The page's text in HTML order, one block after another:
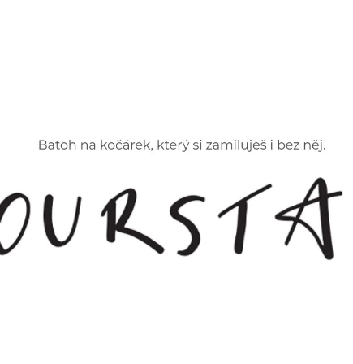
HLEDAT
DOPORUČUJEME